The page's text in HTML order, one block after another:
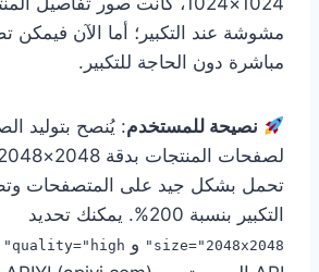
مباشرة دون الحاجة للتكبير.
نصيحة للمستخدم: يُنصح بتوليد
تحمل بشكل جيد على المتصفحات
التكبير بنسبة 200%. يمكنك تحديد
size="2048x2048" و quality="high"